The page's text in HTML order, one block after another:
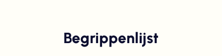
Begrippenlijst